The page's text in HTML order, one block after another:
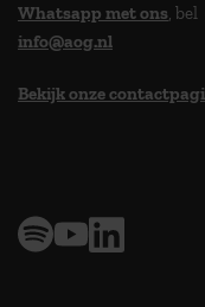
Whatsapp met ons, bel
info@aog.nl
Bekijk onze